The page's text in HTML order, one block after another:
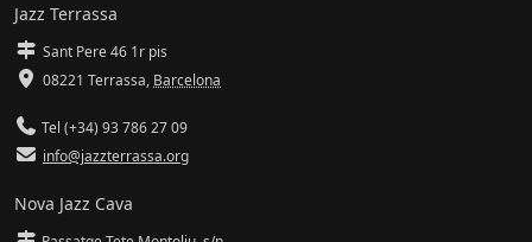
Jazz Terrassa
Sant Pere 46 1r pis
08221 Terrassa, Barcelona
Tel (+34) 93 786 27 09
info@jazzterrassa.org
Nova Jazz Cava